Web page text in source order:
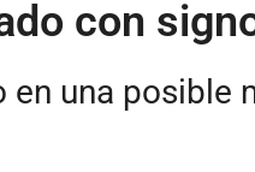
con
una posible